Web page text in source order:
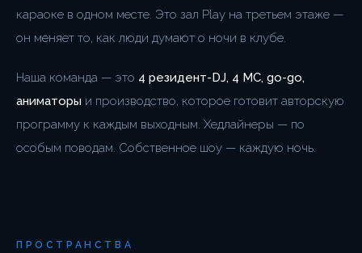
кара­оке в одном месте. Это зал Play на третьем этаже —
он меняет то, как люди думают о ночи в клубе.
Наша команда — это 4 резидент-DJ, 4 MC, go-go,
аниматоры и производство, которое готовит авторскую
программу к каждым выходным. Хедлайнеры — по
особым поводам. Собственное шоу — каждую ночь.
ПРОСТРАНСТВА